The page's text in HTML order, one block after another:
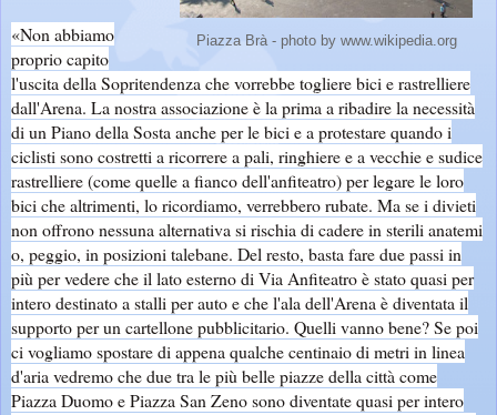
Piazza Brà - photo by www.wikipedia.org
«Non abbiamo
proprio capito
l'uscita della Sopritendenza che vorrebbe togliere bici e rastrelliere
dall'Arena. La nostra associazione è la prima a ribadire la necessità
di un Piano della Sosta anche per le bici e a protestare quando i
ciclisti sono costretti a ricorrere a pali, ringhiere e a vecchie e sudice
rastrelliere (come quelle a fianco dell'anfiteatro) per legare le loro
bici che altrimenti, lo ricordiamo, verrebbero rubate. Ma se i divieti
non offrono nessuna alternativa si rischia di cadere in sterili anatemi
o, peggio, in posizioni talebane. Del resto, basta fare due passi in
più per vedere che il lato esterno di Via Anfiteatro è stato quasi per
intero destinato a stalli per auto e che l'ala dell'Arena è diventata il
supporto per un cartellone pubblicitario. Quelli vanno bene? Se poi
ci vogliamo spostare di appena qualche centinaio di metri in linea
d'aria vedremo che due tra le più belle piazze della città come
Piazza Duomo e Piazza San Zeno sono diventate quasi per intero